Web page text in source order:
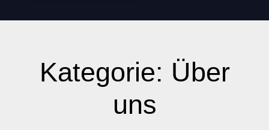
Kategorie: Über
uns